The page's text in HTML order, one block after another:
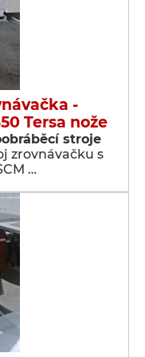
-
Tersa nože
stroje
zrovnávačku s
…